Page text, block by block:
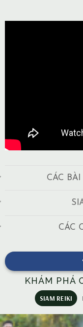
CÁC
CÁC
KHÁM PHÁ
SIAM REIKI